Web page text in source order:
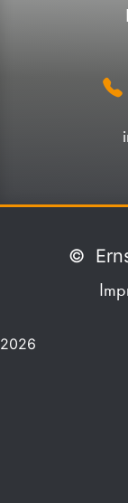
©
2026